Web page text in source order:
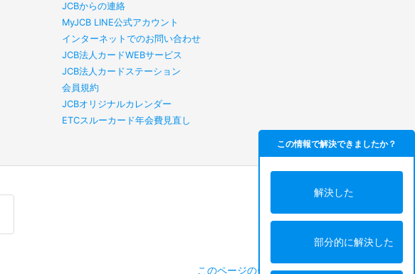
JCBからの連絡
MyJCB LINE公式アカウント
インターネットでのお問い合わせ
JCB法人カードWEBサービス
JCB法人カードステーション
会員規約
JCBオリジナルカレンダー
ETCスルーカード年会費見直し
この情報で解決できましたか？
解決した
部分的に解決した
このページの先頭へ